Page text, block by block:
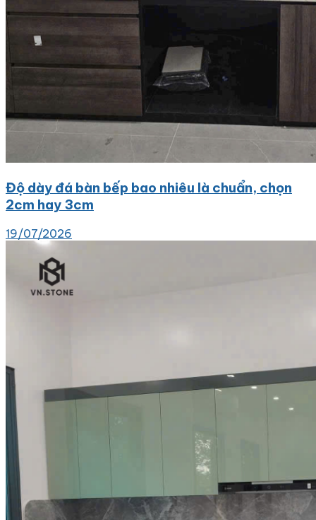
Độ dày đá bàn bếp bao nhiêu là chuẩn, chọn
2cm hay 3cm
19/07/2026